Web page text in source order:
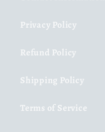
Privacy Policy
Refund Policy
Shipping Policy
Terms of Service